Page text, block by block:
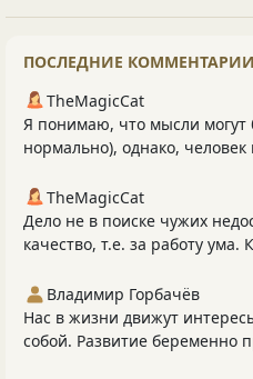
ПОСЛЕДНИЕ КОММЕНТАРИИ
TheMagicCat
Я понимаю, что мысли
нормально), однако, человек
TheMagicCat
Дело не в поиске чужих
качество, т.е. за работу ума.
Владимир Горбачёв
Нас в жизни движут
собой. Развитие беременно